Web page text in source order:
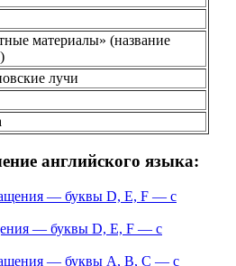
материалы» (название
лучи
английского языка:
— буквы D, E, F — с